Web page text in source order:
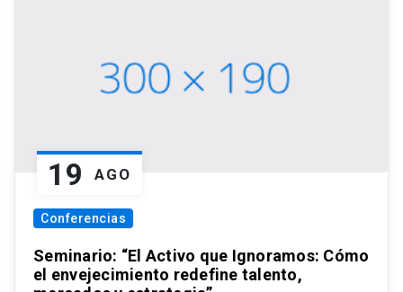
19 AGO
Conferencias
Seminario: “El Activo que Ignoramos: Cómo
el envejecimiento redefine talento,